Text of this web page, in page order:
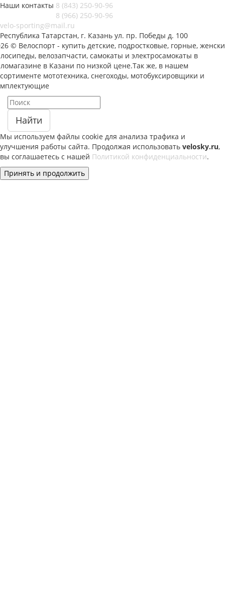
Наши контакты 8 (843) 250-90-96
8 (966) 250-90-96
velo-sporting@mail.ru
Республика Татарстан, г. Казань ул. пр. Победы д. 100
© Велоспорт - купить детские, подростковые, горные,
велозапчасти, самокаты и электросамокаты в
в Казани по низкой цене.Так же, в нашем
мототехника, снегоходы, мотобуксировщики и
Найти
Мы используем файлы cookie для анализа трафика и
улучшения работы сайта. Продолжая использовать velosky.ru,
вы соглашаетесь с нашей Политикой конфиденциальности.
Принять и продолжить